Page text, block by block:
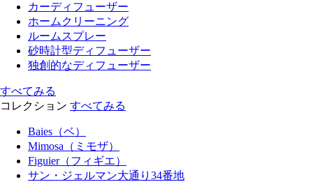
カーディフューザー
ホームクリーニング
ルームスプレー
砂時計型ディフューザー
独創的なディフューザー
すべてみる
コレクション すべてみる
Baies（ベ）
Mimosa（ミモザ）
Figuier（フィギエ）
サン・ジェルマン大通り34番地